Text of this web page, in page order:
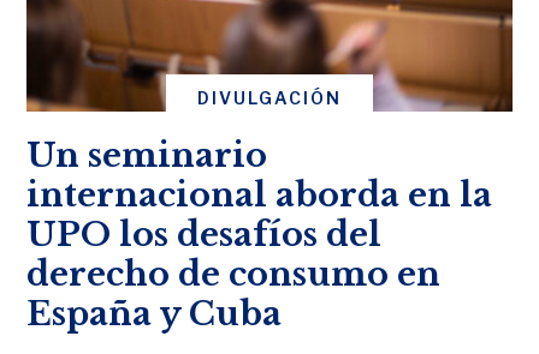
DIVULGACIÓN
Un seminario
internacional aborda en la
UPO los desafíos del
derecho de consumo en
España y Cuba